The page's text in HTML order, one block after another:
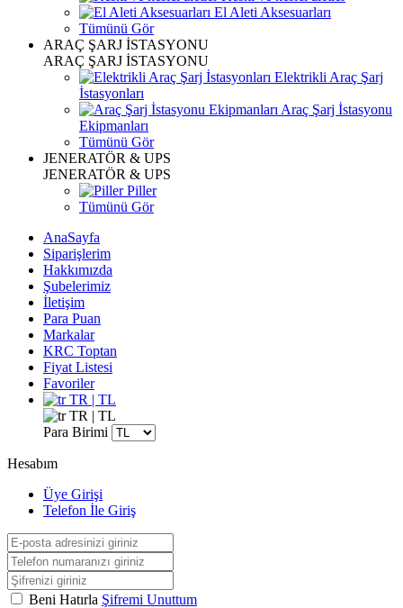
El Aleti Aksesuarları
Tümünü Gör
ARAÇ ŞARJ İSTASYONU
ARAÇ ŞARJ İSTASYONU
Elektrikli Araç Şarj
İstasyonları
Araç Şarj İstasyonu
Ekipmanları
Tümünü Gör
JENERATÖR & UPS
JENERATÖR & UPS
Piller
Tümünü Gör
AnaSayfa
Siparişlerim
Hakkımızda
Şubelerimiz
İletişim
Para Puan
Markalar
KRC Toptan
Fiyat Listesi
Favoriler
TR | TL
TR | TL
Para Birimi
Hesabım
Üye Girişi
Telefon İle Giriş
Beni Hatırla Şifremi Unuttum